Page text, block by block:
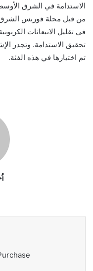
من قبل مجلة فوربس الشرق
في تقليل الانبعاثات
تحقيق الاستدامة. وتجدر
تم اختيارها في هذه الفئة.